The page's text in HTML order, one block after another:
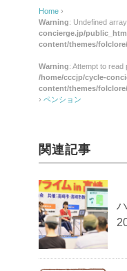
Home ›
Warning: Undefined
concierge.jp/
content/themes/
Warning: Attempt to
/home/cccjp/cycle-
content/themes/
› ペンション
関連記事